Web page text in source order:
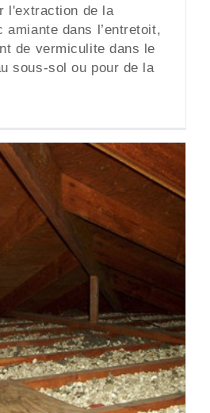
l'extraction de la
amiante dans l’entretoit,
de vermiculite dans le
sous-sol ou pour de la